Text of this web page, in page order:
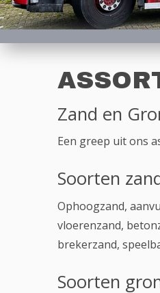
Zand en
Een greep uit ons
Soorten
Ophoogzand,
vloerenzand,
brekerzand,
Soorten